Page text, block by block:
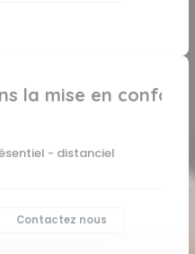
la mise en
- distanciel
Contactez nous